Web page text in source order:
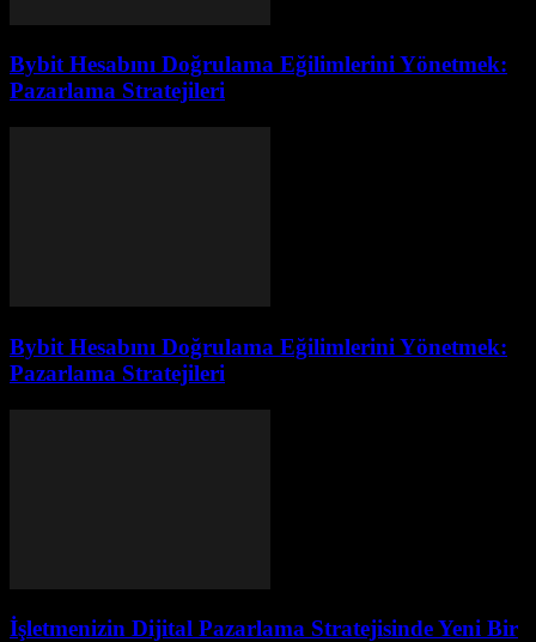
Bybit Hesabını Doğrulama Eğilimlerini Yönetmek:
Pazarlama Stratejileri
Bybit Hesabını Doğrulama Eğilimlerini Yönetmek:
Pazarlama Stratejileri
İşletmenizin Dijital Pazarlama Stratejisinde Yeni Bir